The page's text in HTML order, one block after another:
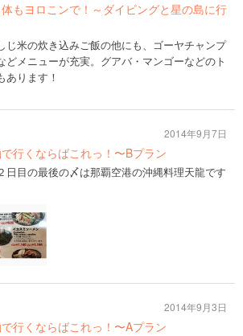
もヨロこンで！～ダイビングと星の島に行
じ米の炊き込みご飯の他にも、ゴーヤチャンプ
どメニューが充実。グアバ・マンゴーなどのト
あります！
行くならばこれっ！〜Bプラン
日目の最後の〆は那覇空港の沖縄料理天龍です
2014年9月7日
行くならばこれっ！〜Aプラン
2014年9月3日